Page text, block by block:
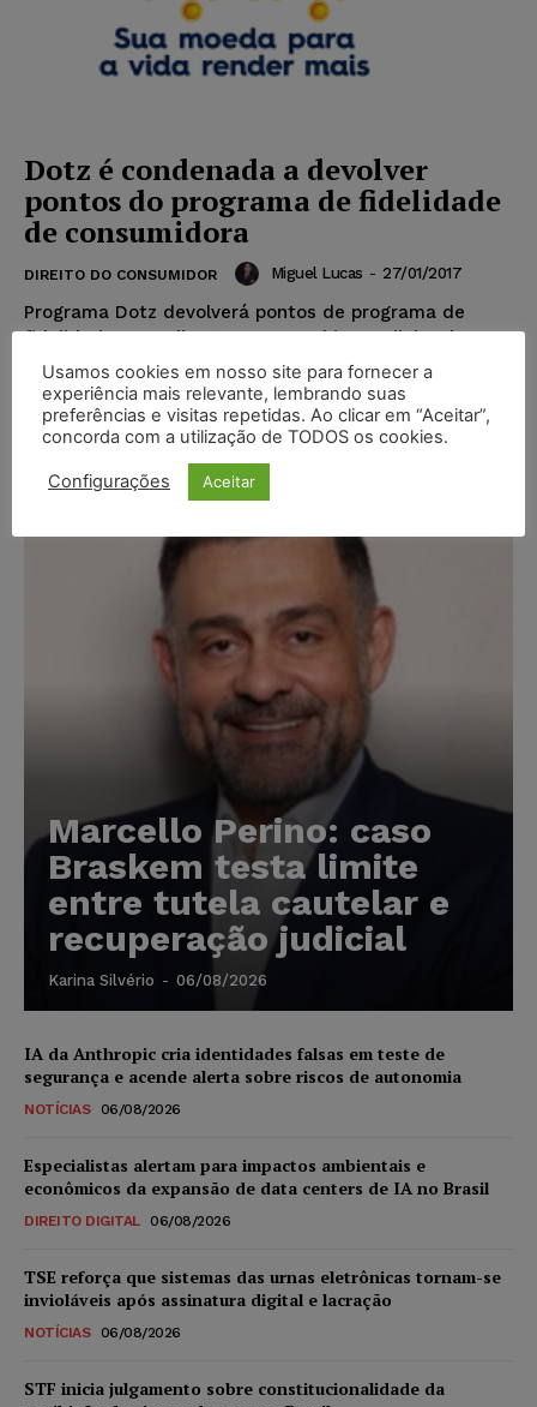
Dotz é condenada a devolver
pontos do programa de fidelidade
de consumidora
DIREITO DO CONSUMIDOR Miguel Lucas - 27/01/2017
Programa Dotz devolverá pontos de programa de
fidelidade para cliente A Companhia Brasileira de
Serviços de Marketing, responsável pelo Programa
Dotz, foi condenada a restituir...
Popular
Marcello Perino: caso
Braskem testa limite
entre tutela cautelar e
recuperação judicial
Karina Silvério - 06/08/2026
IA da Anthropic cria identidades falsas em teste de
segurança e acende alerta sobre riscos de autonomia
NOTÍCIAS 06/08/2026
Especialistas alertam para impactos ambientais e
econômicos da expansão de data centers de IA no Brasil
DIREITO DIGITAL 06/08/2026
TSE reforça que sistemas das urnas eletrônicas tornam-se
invioláveis após assinatura digital e lacração
NOTÍCIAS 06/08/2026
STF inicia julgamento sobre constitucionalidade da
Usamos cookies em nosso site para fornecer a
experiência mais relevante, lembrando suas
preferências e visitas repetidas. Ao clicar em “Aceitar”,
concorda com a utilização de TODOS os cookies.
Configurações Aceitar